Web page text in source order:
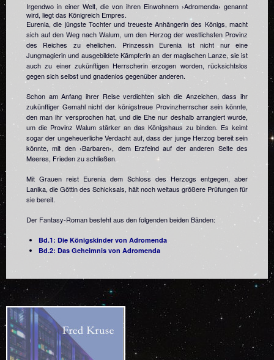
Irgendwo in einer Welt, die von ihren Einwohnern ›Adromenda‹ genannt
wird, liegt das Königreich Empres.
Eurenia, die jüngste Tochter und treueste Anhängerin des Königs, macht
sich auf den Weg nach Walum, um den Herzog der westlichsten Provinz
des Reiches zu ehelichen. Prinzessin Eurenia ist nicht nur eine
Jungmagierin und ausgebildete Kämpferin an der magischen Lanze, sie ist
auch zu einer zukünftigen Herrscherin erzogen worden, rücksichtslos
gegen sich selbst und gnadenlos gegenüber anderen.
Schon am Anfang ihrer Reise verdichten sich die Anzeichen, dass ihr
zukünftiger Gemahl nicht der königstreue Provinzherrscher sein könnte,
den man ihr versprochen hat, und die Ehe nur deshalb arrangiert wurde,
um die Provinz Walum stärker an das Königshaus zu binden. Es keimt
sogar der ungeheuerliche Verdacht auf, dass der junge Herzog bereit sein
könnte, mit den ›Barbaren‹, dem Erzfeind auf der anderen Seite des
Meeres, Frieden zu schließen.
Mit Grauen reist Eurenia dem Schloss des Herzogs entgegen, aber
Lanika, die Göttin des Schicksals, hält noch weitaus größere Prüfungen für
sie bereit.
Der Fantasy-Roman besteht aus den folgenden beiden Bänden:
Bd.1: Die Königskinder von Adromenda
Bd.2: Das Geheimnis von Adromenda